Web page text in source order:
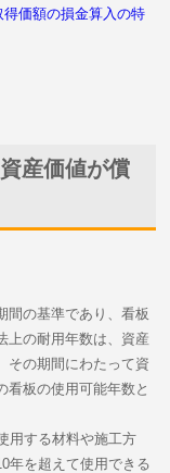
価額の損金算入の特
産価値が償
間の基準であり、看板
上の耐用年数は、資産
その期間にわたって資
看板の使用可能年数と
用する材料や施工方
年を超えて使用できる